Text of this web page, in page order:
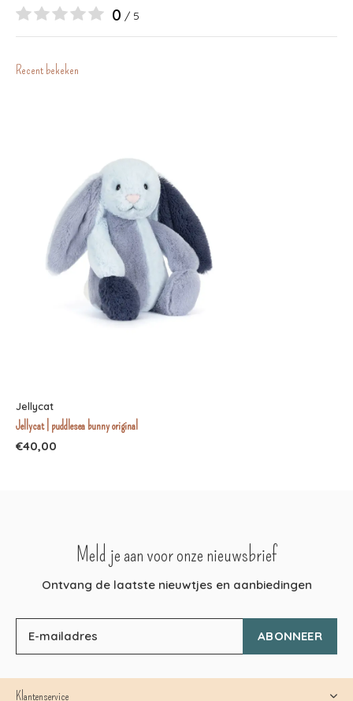
0 / 5
Recent bekeken
Jellycat
Jellycat | puddlesea bunny original
€40,00
Meld je aan voor onze nieuwsbrief
Ontvang de laatste nieuwtjes en aanbiedingen
ABONNEER
Klantenservice